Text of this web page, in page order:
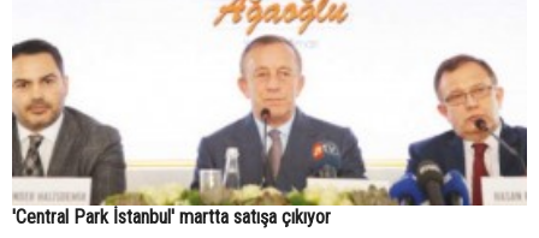
'Central Park İstanbul' martta satışa çıkıyor